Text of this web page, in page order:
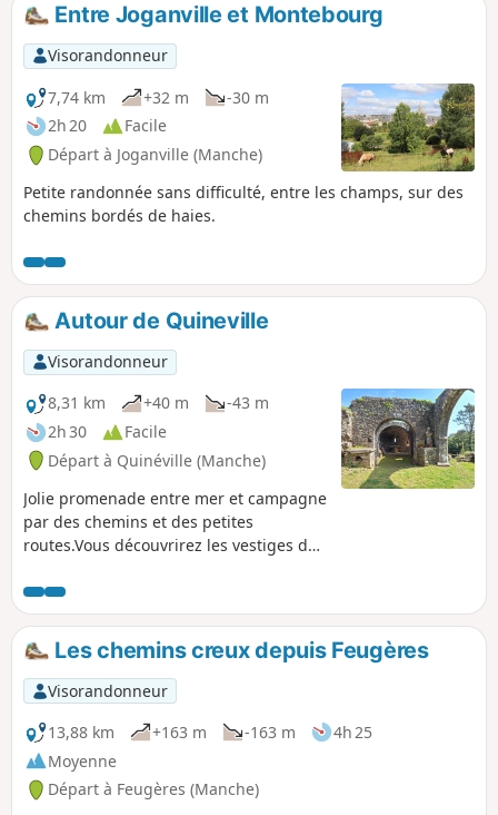
Entre Joganville et Montebourg
Visorandonneur
7,74 km
+32 m
-30 m
2h 20
Facile
Départ à Joganville (Manche)
Petite randonnée sans difficulté, entre les champs, sur des
chemins bordés de haies.
Autour de Quineville
Visorandonneur
8,31 km
+40 m
-43 m
2h 30
Facile
Départ à Quinéville (Manche)
Jolie promenade entre mer et campagne
par des chemins et des petites
routes.Vous découvrirez les vestiges de
dominant la petite vallée de la Sinope.
En faisant le tour du charmant petit port
vous passerez sur les portes à flots.
Les chemins creux depuis Feugères
Visorandonneur
13,88 km
+163 m -163 m
4h 25
Moyenne
Départ à Feugères (Manche)